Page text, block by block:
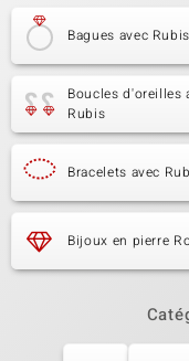
Bagues avec Rubis
Boucles d'oreilles
Rubis
Bracelets avec
Bijoux en pierre